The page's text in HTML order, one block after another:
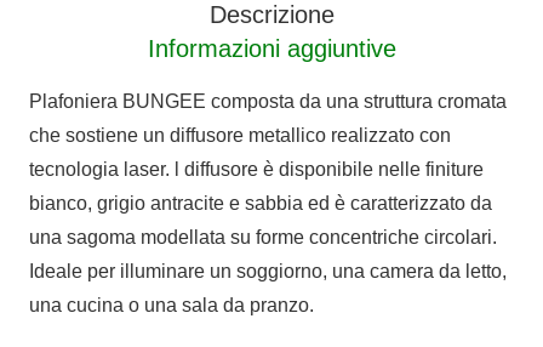
Descrizione
Informazioni aggiuntive
Plafoniera BUNGEE composta da una struttura cromata
che sostiene un diffusore metallico realizzato con
tecnologia laser. l diffusore è disponibile nelle finiture
bianco, grigio antracite e sabbia ed è caratterizzato da
una sagoma modellata su forme concentriche circolari.
Ideale per illuminare un soggiorno, una camera da letto,
una cucina o una sala da pranzo.